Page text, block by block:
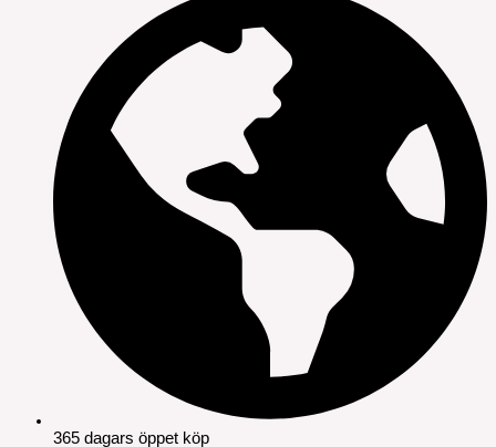
365 dagars öppet köp